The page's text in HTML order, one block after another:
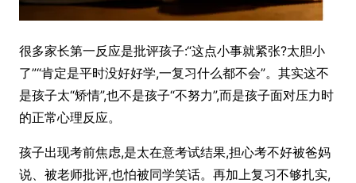
很多家长第一反应是批评孩子:“这点小事就紧张?太胆小
了”“肯定是平时没好好学,一复习什么都不会”。其实这不
是孩子太“矫情”,也不是孩子“不努力”,而是孩子面对压力时
的正常心理反应。
孩子出现考前焦虑,是太在意考试结果,担心考不好被爸妈
说、被老师批评,也怕被同学笑话。再加上复习不够扎实,